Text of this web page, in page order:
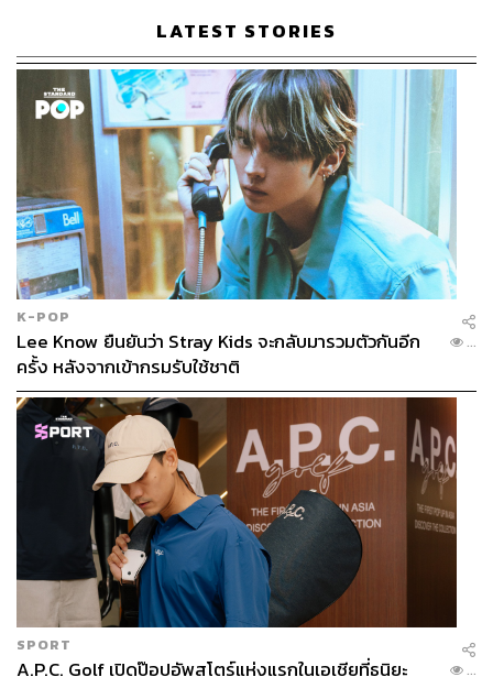
LATEST STORIES
K-POP
Lee Know ยืนยันว่า Stray Kids จะกลับมารวมตัวกันอีก
ครั้ง หลังจากเข้ากรมรับใช้ชาติ
...
SPORT
A.P.C. Golf เปิดป๊อปอัพสโตร์แห่งแรกในเอเชียที่ธนิยะ ...